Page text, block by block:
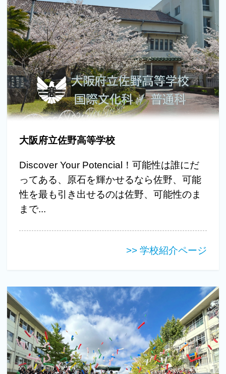
大阪府立佐野高等学校
Discover Your Potencial！可能性は誰にだ
ってある、原石を輝かせるなら佐野、可能
性を最も引き出せるのは佐野、可能性のま
まで...
>> 学校紹介ページ